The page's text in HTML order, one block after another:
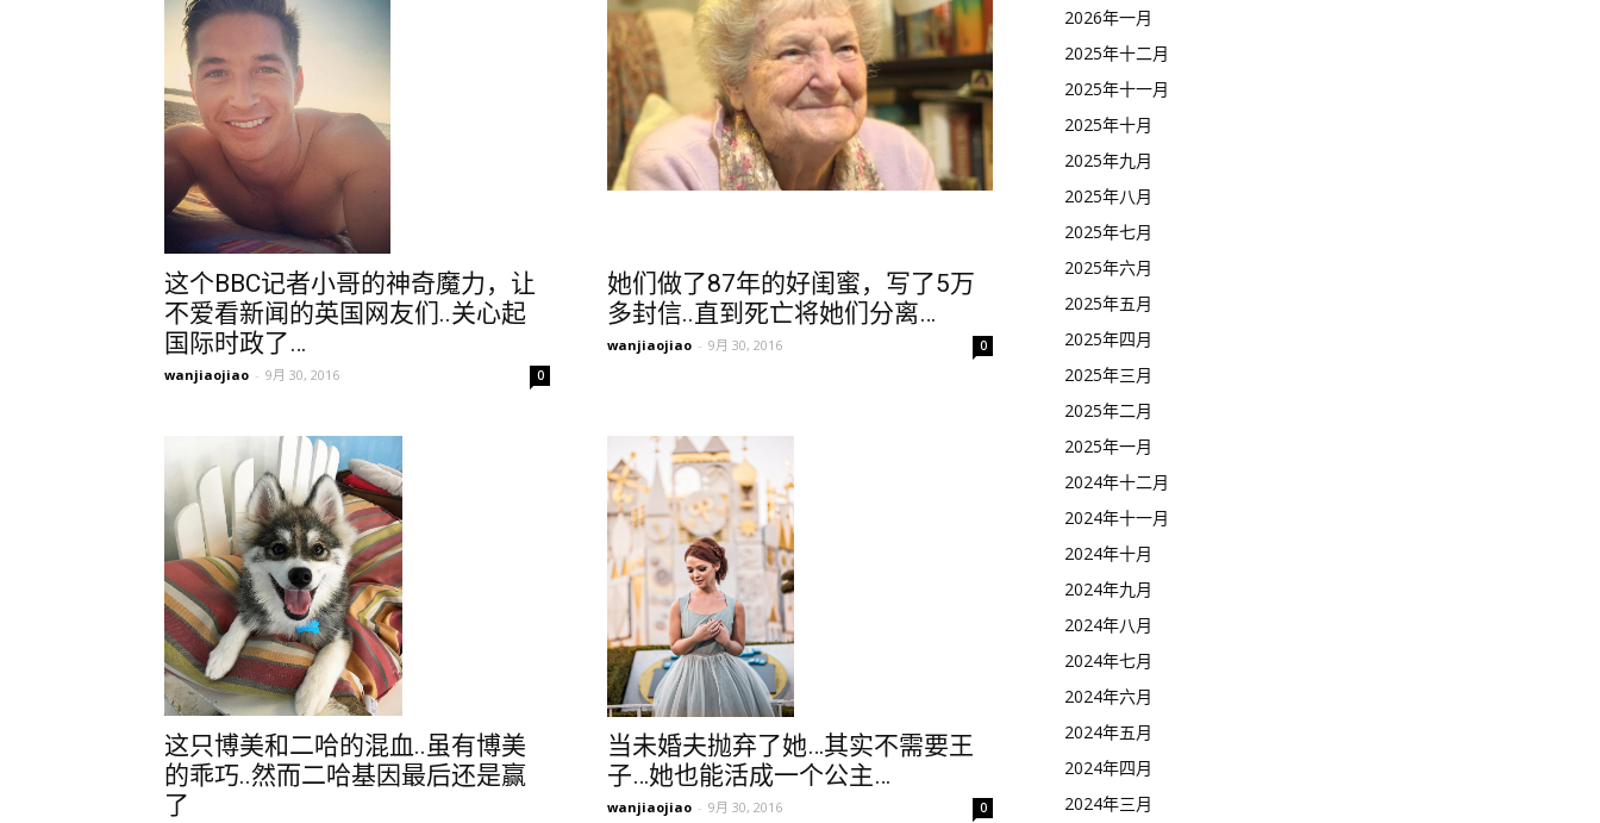
这个BBC记者小哥的神奇魔力，让
不爱看新闻的英国网友们..关心起
国际时政了…
wanjiaojiao - 9月 30, 2016 0
她们做了87年的好闺蜜，写了5万
多封信..直到死亡将她们分离…
wanjiaojiao - 9月 30, 2016 0
这只博美和二哈的混血..虽有博美
的乖巧..然而二哈基因最后还是赢
了
当未婚夫抛弃了她…其实不需要王
子…她也能活成一个公主…
wanjiaojiao - 9月 30, 2016 0
2026年一月
2025年十二月
2025年十一月
2025年十月
2025年九月
2025年八月
2025年七月
2025年六月
2025年五月
2025年四月
2025年三月
2025年二月
2025年一月
2024年十二月
2024年十一月
2024年十月
2024年九月
2024年八月
2024年七月
2024年六月
2024年五月
2024年四月
2024年三月